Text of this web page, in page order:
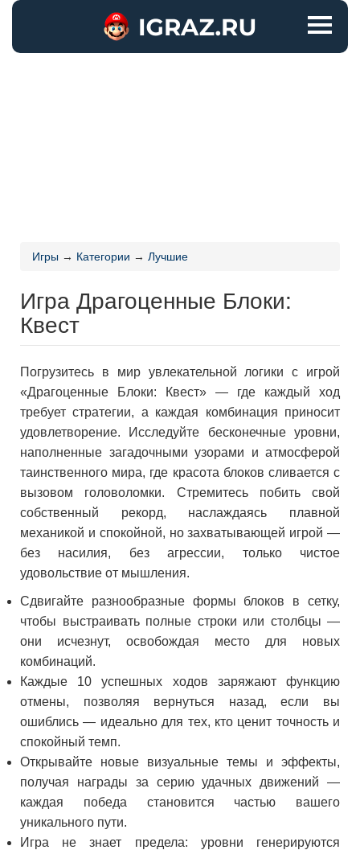
Игры → Категории → Лучшие
Игра Драгоценные Блоки:
Квест
Погрузитесь в мир увлекательной логики с игрой
«Драгоценные Блоки: Квест» — где каждый ход
требует стратегии, а каждая комбинация приносит
удовлетворение. Исследуйте бесконечные уровни,
наполненные загадочными узорами и атмосферой
таинственного мира, где красота блоков сливается с
вызовом головоломки. Стремитесь побить свой
собственный рекорд, наслаждаясь плавной
механикой и спокойной, но захватывающей игрой —
без насилия, без агрессии, только чистое
удовольствие от мышления.
Сдвигайте разнообразные формы блоков в сетку,
чтобы выстраивать полные строки или столбцы —
они исчезнут, освобождая место для новых
комбинаций.
Каждые 10 успешных ходов заряжают функцию
отмены, позволяя вернуться назад, если вы
ошиблись — идеально для тех, кто ценит точность и
спокойный темп.
Открывайте новые визуальные темы и эффекты,
получая награды за серию удачных движений —
каждая победа становится частью вашего
уникального пути.
Игра не знает предела: уровни генерируются